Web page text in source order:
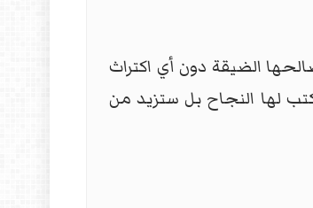
الضيقة دون أي اكتراث
لها النجاح بل ستزيد من